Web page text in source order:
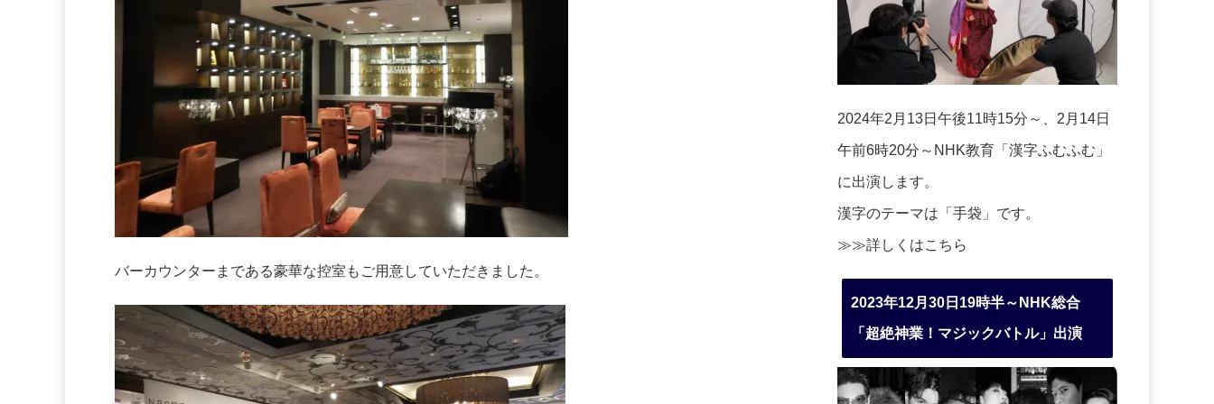
バーカウンターまである豪華な控室もご用意していただきました。
2024年2月13日午後11時15分～、2月14日
午前6時20分～NHK教育「漢字ふむふむ」
に出演します。
漢字のテーマは「手袋」です。
≫≫詳しくはこちら
2023年12月30日19時半～NHK総合
「超絶神業！マジックバトル」出演